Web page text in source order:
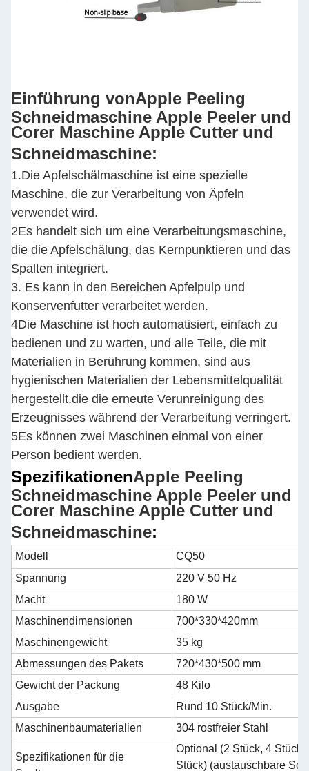
Einführung vonApple Peeling
Schneidmaschine Apple Peeler und
Corer Maschine Apple Cutter und
Schneidmaschine:
1.Die Apfelschälmaschine ist eine spezielle
Maschine, die zur Verarbeitung von Äpfeln
verwendet wird.
2Es handelt sich um eine Verarbeitungsmaschine,
die die Apfelschälung, das Kernpunktieren und das
Spalten integriert.
3. Es kann in den Bereichen Apfelpulp und
Konservenfutter verarbeitet werden.
4Die Maschine ist hoch automatisiert, einfach zu
bedienen und zu warten, und alle Teile, die mit
Materialien in Berührung kommen, sind aus
hygienischen Materialien der Lebensmittelqualität
hergestellt.die die erneute Verunreinigung des
Erzeugnisses während der Verarbeitung verringert.
5Es können zwei Maschinen einmal von einer
Person bedient werden.
SpezifikationenApple Peeling
Schneidmaschine Apple Peeler und
Corer Maschine Apple Cutter und
Schneidmaschine:
Modell
CQ50
Spannung
220 V 50 Hz
Macht
180 W
Maschinendimensionen
700*330*420mm
Maschinengewicht
35 kg
Abmessungen des Pakets
720*430*500 mm
Gewicht der Packung
48 Kilo
Ausgabe
Rund 10 Stück/Min.
Maschinenbaumaterialien
304 rostfreier Stahl
Spezifikationen für die
Optional (2 Stück, 4
Stück) (austauschbare